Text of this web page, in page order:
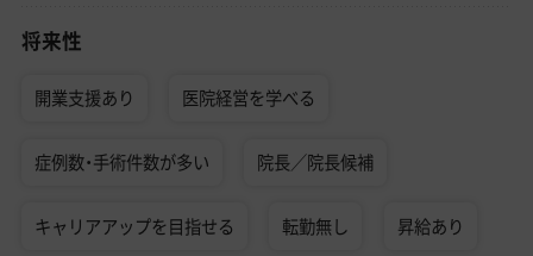
将来性
開業支援あり 医院経営を学べる
症例数・手術件数が多い 院長／院長候補
キャリアアップを目指せる 転勤無し 昇給あり